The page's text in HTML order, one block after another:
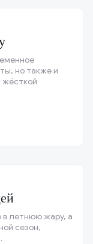
но также и
жёсткой
в летнюю жару, а
сезон,